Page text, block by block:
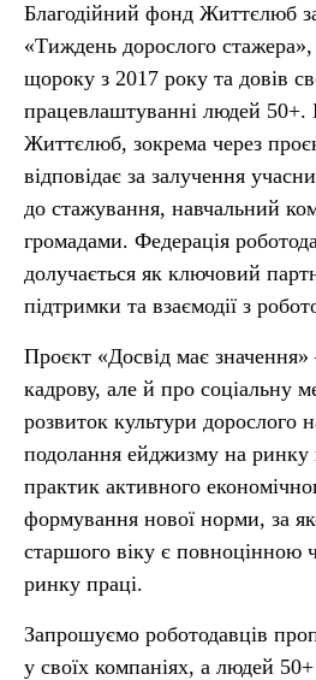
Благодійний фонд Життєлюб
«Тиждень дорослого
щороку з 2017 року та довів
працевлаштуванні людей 50+.
Життєлюб, зокрема через
відповідає за залучення
до стажування, навчальний
громадами. Федерація
долучається як ключовий
підтримки та взаємодії з
Проєкт «Досвід має
кадрову, але й про соціальну
розвиток культури дорослого
подолання ейджизму на
практик активного
формування нової норми, за
старшого віку є повноцінною
ринку праці.
Запрошуємо роботодавців
у своїх компаніях, а людей